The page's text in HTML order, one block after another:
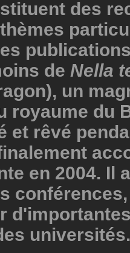
des
de Nella
un
royaume du
et rêvé
en 2004. Il
universités.